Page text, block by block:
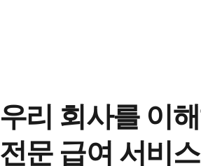
우리 회사를 이
전문 급여 서비스